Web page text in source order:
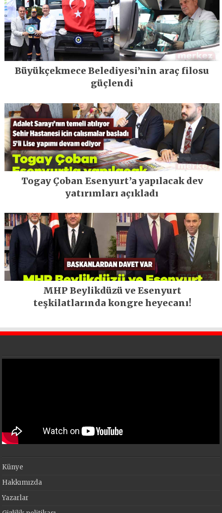
Büyükçekmece Belediyesi’nin araç filosu
güçlendi
Togay Çoban Esenyurt’a yapılacak dev
yatırımları açıkladı
MHP Beylikdüzü ve Esenyurt
teşkilatlarında kongre heyecanı!
Künye
Hakkımızda
Yazarlar